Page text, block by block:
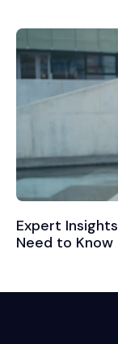
Expert
Need to Know